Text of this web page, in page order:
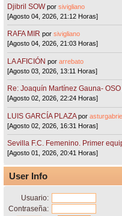
Djibril SOW porsivigliano
[Agosto 04, 2026, 21:12 Horas]
RAFA MIR porsivigliano
[Agosto 04, 2026, 21:03 Horas]
LA AFICIÓN porarrebato
[Agosto 03, 2026, 13:11 Horas]
Re: Joaquín Martínez Gauna- OSO
[Agosto 02, 2026, 22:24 Horas]
LUIS GARCÍA PLAZA por
[Agosto 02, 2026, 16:31 Horas]
Sevilla F.C. Femenino. Primer
[Agosto 01, 2026, 20:41 Horas]
User Info
Usuario:
Contraseña: